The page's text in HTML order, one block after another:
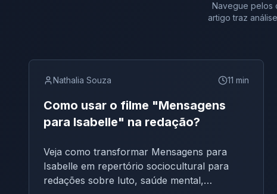
Navegue pelos
artigo traz
Nathalia Souza 11 min
Como usar o filme "Mensagens
para Isabelle" na redação?
Veja como transformar Mensagens para
Isabelle em repertório sociocultural para
redações sobre luto, saúde mental,